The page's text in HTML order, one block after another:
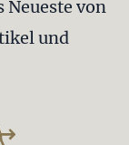
Neueste von
und